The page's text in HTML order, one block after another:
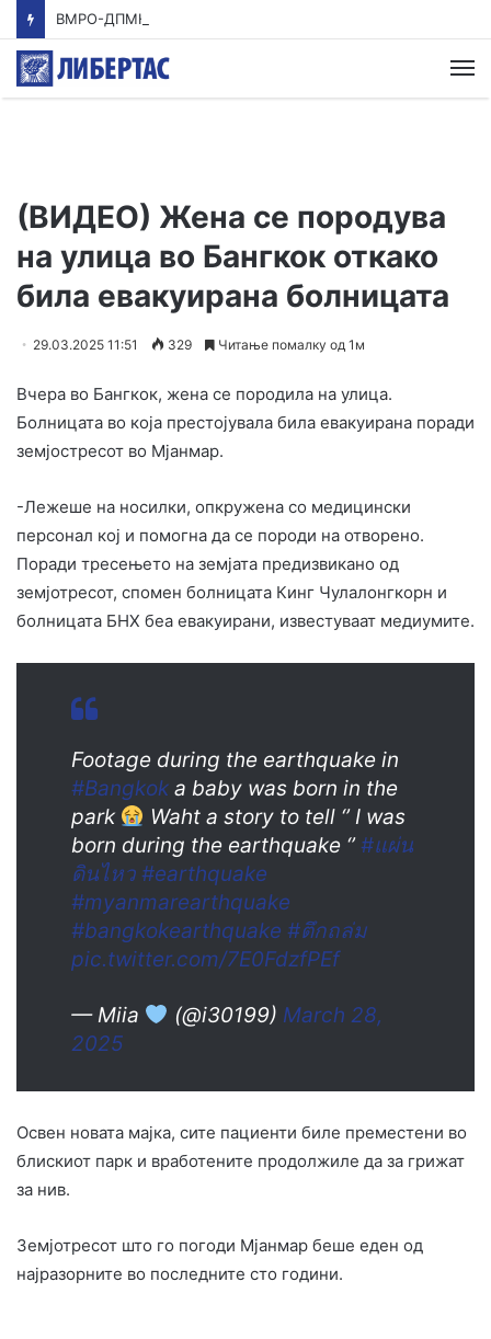
(ВИДЕО) Жена се породува
на улица во Бангкок откако
била евакуирана болницата
29.03.2025 11:51 329 Читање помалку од 1м
Вчера во Бангкок, жена се породила на улица.
Болницата во која престојувала била евакуирана поради
земјостресот во Мјанмар.
-Лежеше на носилки, опкружена со медицински
персонал кој и помогна да се породи на отворено.
Поради тресењето на земјата предизвикано од
земјотресот, спомен болницата Кинг Чулалонгкорн и
болницата БНХ беа евакуирани, известуваат медиумите.
Footage during the earthquake in
#Bangkok a baby was born in the
park
Waht a story to tell ‘’ I was
born during the earthquake ‘’#แผ่น
ดินไหว #earthquake
#myanmarearthquake
#bangkokearthquake #ตึกถล่ม
pic.twitter.com/7E0FdzfPEf
— Miia (@i30199) March 28,
2025
Освен новата мајка, сите пациенти биле преместени во
блискиот парк и вработените продолжиле да за грижат
за нив.
Земјотресот што го погоди Мјанмар беше еден од
најразорните во последните сто години.